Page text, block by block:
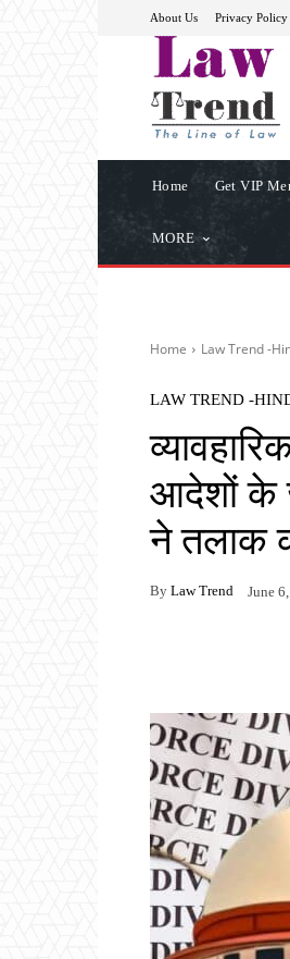
About Us Privacy Policy
Home Get VIP
MORE
Home Law Trend -
LAW TREND -
आदेशों के
ने तलाक
By Law Trend June